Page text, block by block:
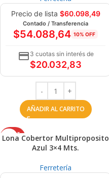
Precio de lista $60.098,49
Contado / Transferencia
$54.088,64 10% OFF
3 cuotas sin interés de
$20.032,83
AÑADIR AL CARRITO
AGOT
ADO
Lona Cobertor Multiproposito
Azul 3×4 Mts.
Ferretería